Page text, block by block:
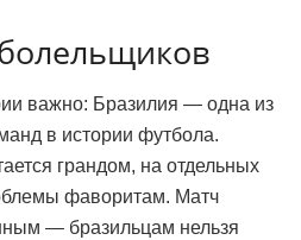
важно: Бразилия — одна из
в истории футбола.
грандом, на отдельных
фаворитам. Матч
— бразильцам нельзя